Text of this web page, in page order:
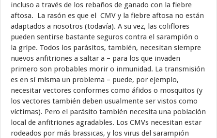
incluso a través de los rebaños de ganado con la fiebre
aftosa. La rasón es que el CMV y la fiebre aftosa no están
adaptados a nosotros (todavía). A su vez, las coliflores
pueden sentirse bastante seguros contra el sarampión o
la gripe. Todos los parásitos, también, necesitan siempre
nuevos anfitriones a saltar a – para los que invaden
primero son probables morir o inmunidad. La transmisión
es en sí misma un problema – puede, por ejemplo,
necesitar vectores conformes como áfidos o mosquitos (y
los vectores también deben usualmente ser vistos como
víctimas). Pero el parásito también necesita una población
local de anfitriones agradables. Los CMVs necesitan estar
rodeados por más brassicas, y los virus del sarampión